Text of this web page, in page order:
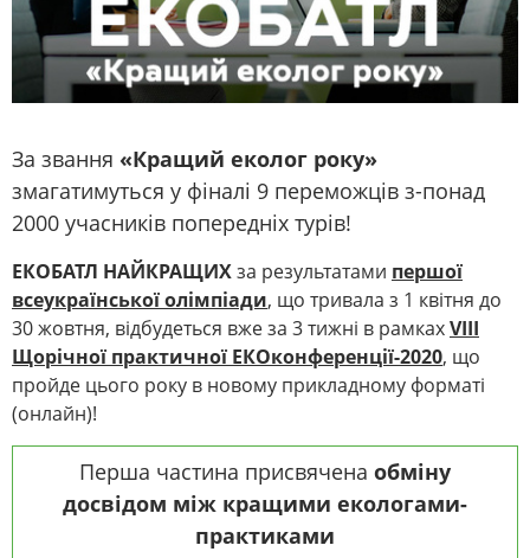
За звання «Кращий еколог року»
змагатимуться у фіналі 9 переможців з-понад
2000 учасників попередніх турів!
ЕКОБАТЛ НАЙКРАЩИХза результатами першої
всеукраїнської олімпіади, що тривала з 1 квітня до
30 жовтня, відбудеться вже за 3 тижні в рамкахVIII
Щорічної практичної ЕКОконференції-2020, що
пройде цього року в новому прикладному форматі
(онлайн)!
Перша частина присвячена обміну
досвідом між кращими екологами-
практиками